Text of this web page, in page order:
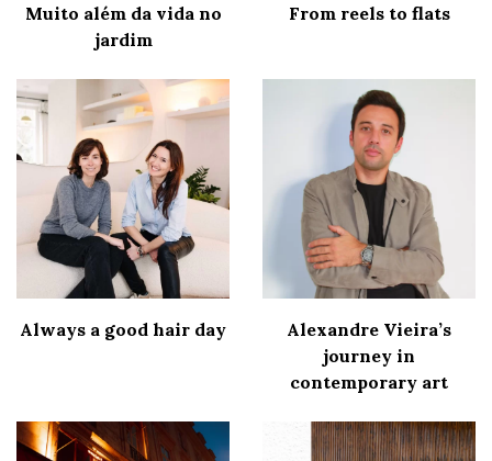
Muito além da vida no
jardim
From reels to flats
Always a good hair day
Alexandre Vieira’s
journey in
contemporary art